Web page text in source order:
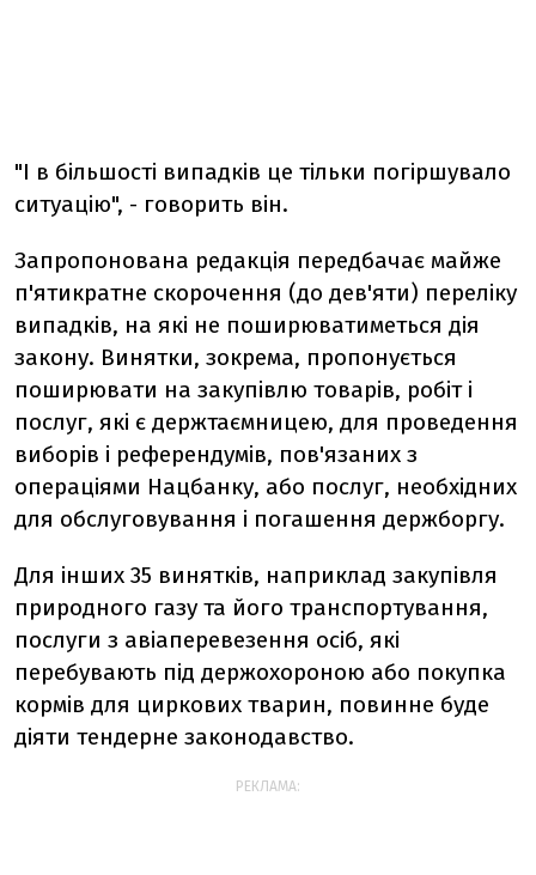
"І в більшості випадків це тільки погіршувало
ситуацію", - говорить він.
Запропонована редакція передбачає майже
п'ятикратне скорочення (до дев'яти) переліку
випадків, на які не поширюватиметься дія
закону. Винятки, зокрема, пропонується
поширювати на закупівлю товарів, робіт і
послуг, які є держтаємницею, для проведення
виборів і референдумів, пов'язаних з
операціями Нацбанку, або послуг, необхідних
для обслуговування і погашення держборгу.
Для інших 35 винятків, наприклад закупівля
природного газу та його транспортування,
послуги з авіаперевезення осіб, які
перебувають під держохороною або покупка
кормів для циркових тварин, повинне буде
діяти тендерне законодавство.
РЕКЛАМА: